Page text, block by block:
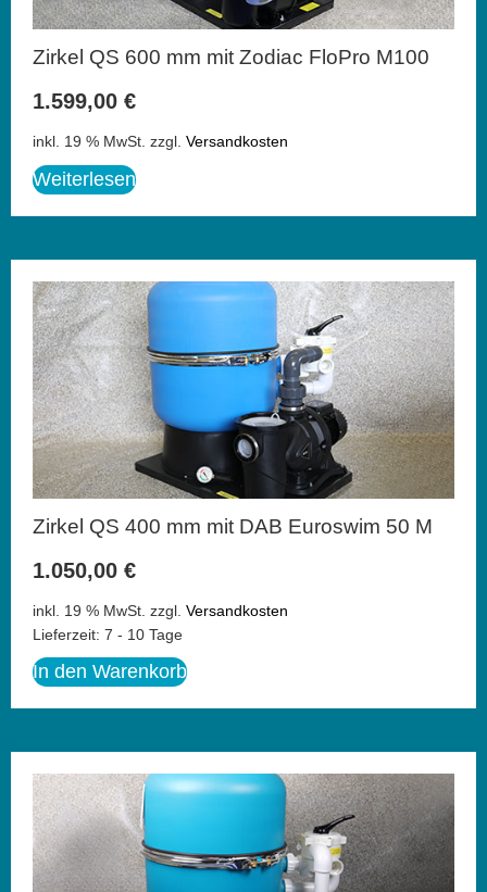
Zirkel QS 600 mm mit Zodiac FloPro M100
1.599,00 €
inkl. 19 % MwSt. zzgl. Versandkosten
Weiterlesen
Zirkel QS 400 mm mit DAB Euroswim 50 M
1.050,00 €
inkl. 19 % MwSt. zzgl. Versandkosten
Lieferzeit: 7 - 10 Tage
In den Warenkorb